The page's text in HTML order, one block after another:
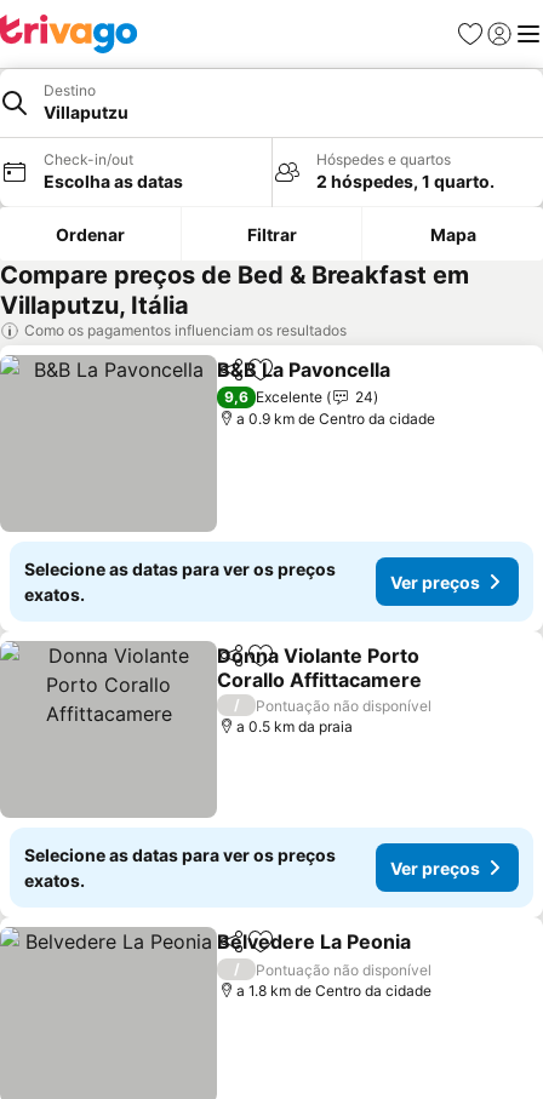
Favoritos
Iniciar
Destino
Villaputzu
Check-in/out
Escolha as datas
Hóspedes e quartos
2 hóspedes, 1 quarto.
Ordenar Filtrar Mapa
Compare preços de Bed & Breakfast em
Villaputzu, Itália
Como os pagamentos influenciam os resultados
PartilharAdicionar aos favoritos
B&B La Pavoncella
9,6 Excelente
24
a 0.9 km de Centro da cidade
Selecione as datas para ver os preços
exatos.
Ver preços
PartilharAdicionar aos favoritos
Donna Violante Porto
Corallo Affittacamere
Ver preços
/
Pontuação não disponível
a 0.5 km da praia
Selecione as datas para ver os preços
exatos.
Ver preços
PartilharAdicionar aos favoritos
Belvedere La Peonia
/
Pontuação não disponível
a 1.8 km de Centro da cidade